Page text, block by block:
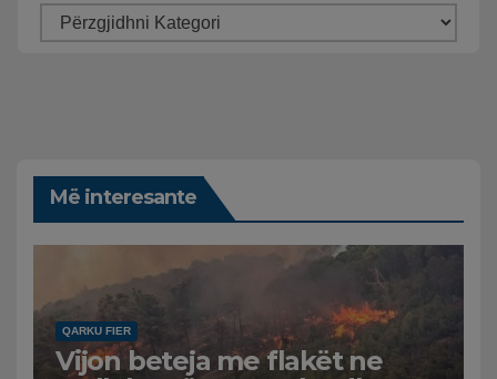
Më interesante
QARKU FIER
Vijon beteja me flakët ne